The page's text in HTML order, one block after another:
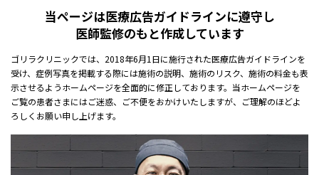
当ページは医療広告ガイドラインに遵守し
医師監修のもと作成しています
ゴリラクリニックでは、2018年6月1日に施行された医療広告ガイドラインを
受け、症例写真を掲載する際には施術の説明、施術のリスク、施術の料金も表
示させるようホームページを全面的に修正しております。当ホームページを
ご覧の患者さまにはご迷惑、ご不便をおかけいたしますが、ご理解のほどよ
ろしくお願い申し上げます。